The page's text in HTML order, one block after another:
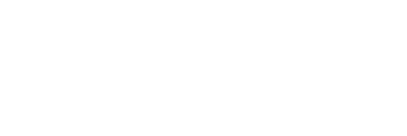
einer FIP. Nur
zur Verbreitung
Medizin der Kleintiere.